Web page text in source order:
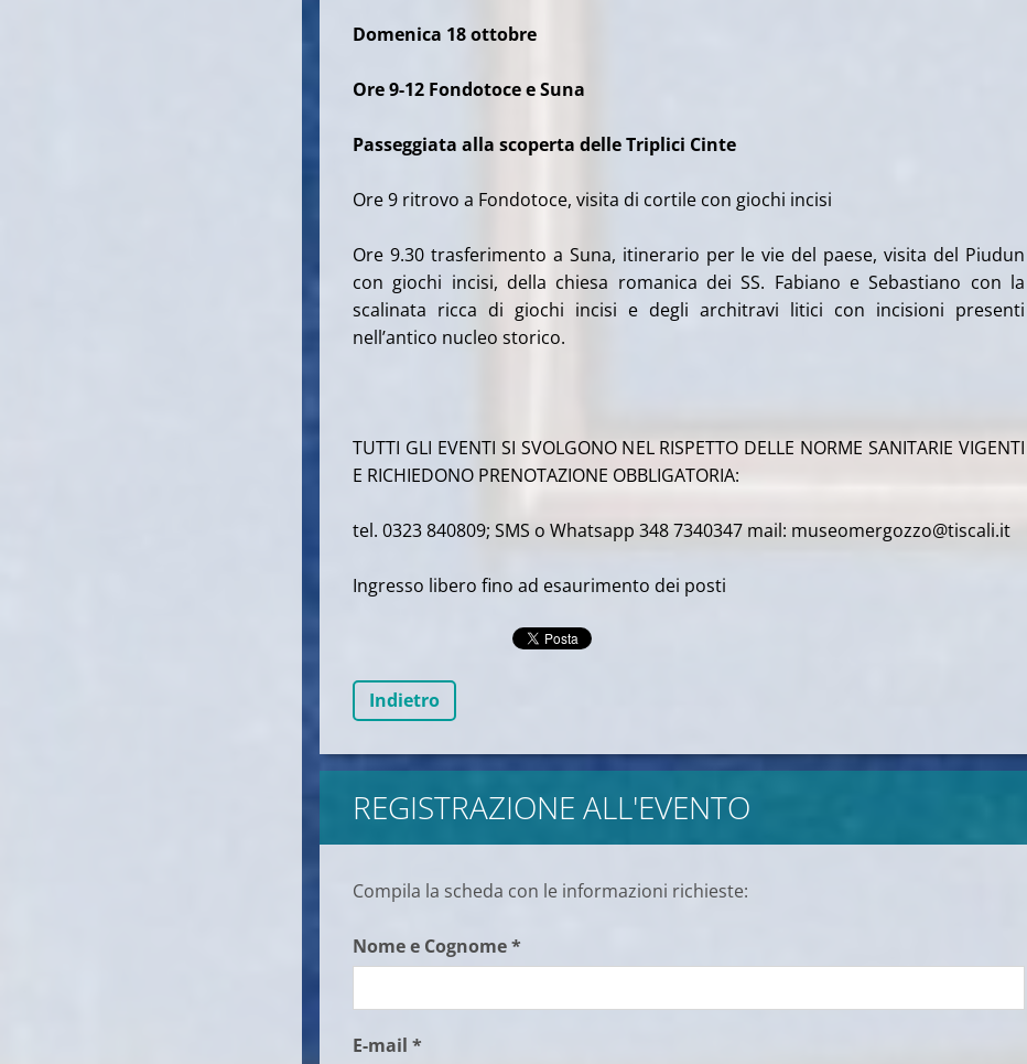
Domenica 18 ottobre
Ore 9-12 Fondotoce e Suna
Passeggiata alla scoperta delle Triplici Cinte
Ore 9 ritrovo a Fondotoce, visita di cortile con giochi incisi
Ore 9.30 trasferimento a Suna, itinerario per le vie del paese, visita del Piudun
con giochi incisi, della chiesa romanica dei SS. Fabiano e Sebastiano con la
scalinata ricca di giochi incisi e degli architravi litici con incisioni presenti
nell’antico nucleo storico.
TUTTI GLI EVENTI SI SVOLGONO NEL RISPETTO DELLE NORME SANITARIE VIGENTI
E RICHIEDONO PRENOTAZIONE OBBLIGATORIA:
tel. 0323 840809; SMS o Whatsapp 348 7340347 mail: museomergozzo@tiscali.it
Ingresso libero fino ad esaurimento dei posti
Indietro
REGISTRAZIONE ALL'EVENTO
Compila la scheda con le informazioni richieste:
Nome e Cognome *
E-mail *